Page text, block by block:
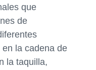
que
de
la cadena de
la taquilla,